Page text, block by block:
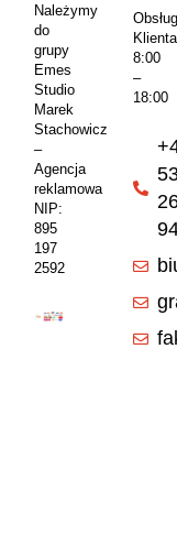
8:00
–
18:00
Należymy
do
grupy
Emes
Studio
Marek
Stachowicz
–
Agencja
reklamowa
NIP:
895
197
2592